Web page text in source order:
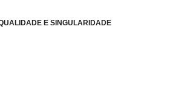
E SINGULARIDADE